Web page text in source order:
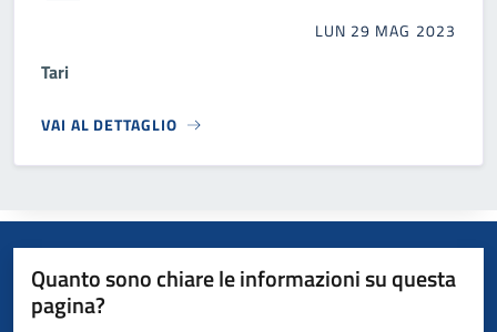
LUN 29 MAG 2023
Tari
VAI AL DETTAGLIO
Quanto sono chiare le informazioni su questa
pagina?